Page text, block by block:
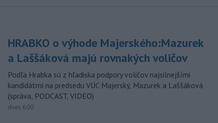
HRABKO o výhode Majerského:Mazurek
a Laššáková majú rovnakých voličov
Podľa Hrabka sú z hľadiska podpory voličov najsilnejšími
kandidátmi na predsedu VÚC Majerský, Mazurek a Laššáková
(správa, PODCAST, VIDEO)
dnes 6:00